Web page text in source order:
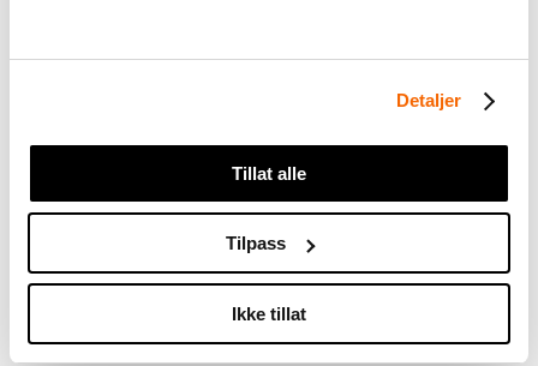
Detaljer
Tillat alle
Tilpass
Ikke tillat
og kaviar. Utvalget er imidlertid stort, så prøv gjerne
noe nytt og la barna få smake fiskepålegg som;
Fiskekaker/fiskepudding
Varmrøykt krydderlaks
Reker, krepsehaler og krabbe